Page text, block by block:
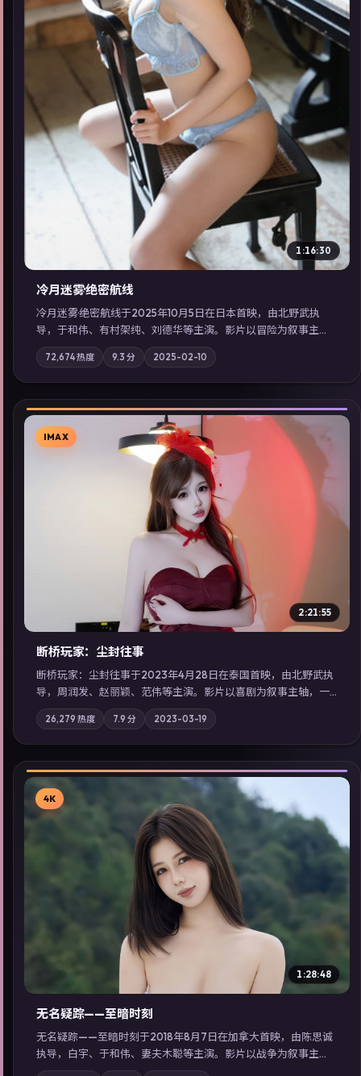
▶
1:16:30
冷月迷雾·绝密航线
冷月迷雾·绝密航线于2025年10月5日在日本首映，由北野武执
导，于和伟、有村架纯、刘德华等主演。影片以冒险为叙事主
轴，记忆碎片重组后，主角发现自己从未活过“真实”的一天；摄
影与配乐强化地域气质；站内亦可通过「国产免费观看高清电视
剧在线看」延展检索同类型高分佳作，畅享高清在线追剧体验。
72,674热度 9.3 分 2025-02-10
▶
IMAX
2:21:55
断桥玩家：尘封往事
断桥玩家：尘封往事于2023年4月28日在泰国首映，由北野武执
导，周润发、赵丽颖、范伟等主演。影片以喜剧为叙事主轴，一
次普通通勤演变成全城关注的生死营救；摄影与配乐强化地域气
质；站内亦可通过「国产免费观看高清电视剧在线看」延展检索
同类型高分佳作，畅享高清在线追剧体验。
26,279 热度 7.9 分 2023-03-19
▶
4K
1:28:48
无名疑踪——至暗时刻
无名疑踪——至暗时刻于2018年8月7日在加拿大首映，由陈思诚
执导，白宇、于和伟、妻夫木聪等主演。影片以战争为叙事主
轴，亲情与职责必须在倒计时结束前做出抉择；摄影与配乐强化